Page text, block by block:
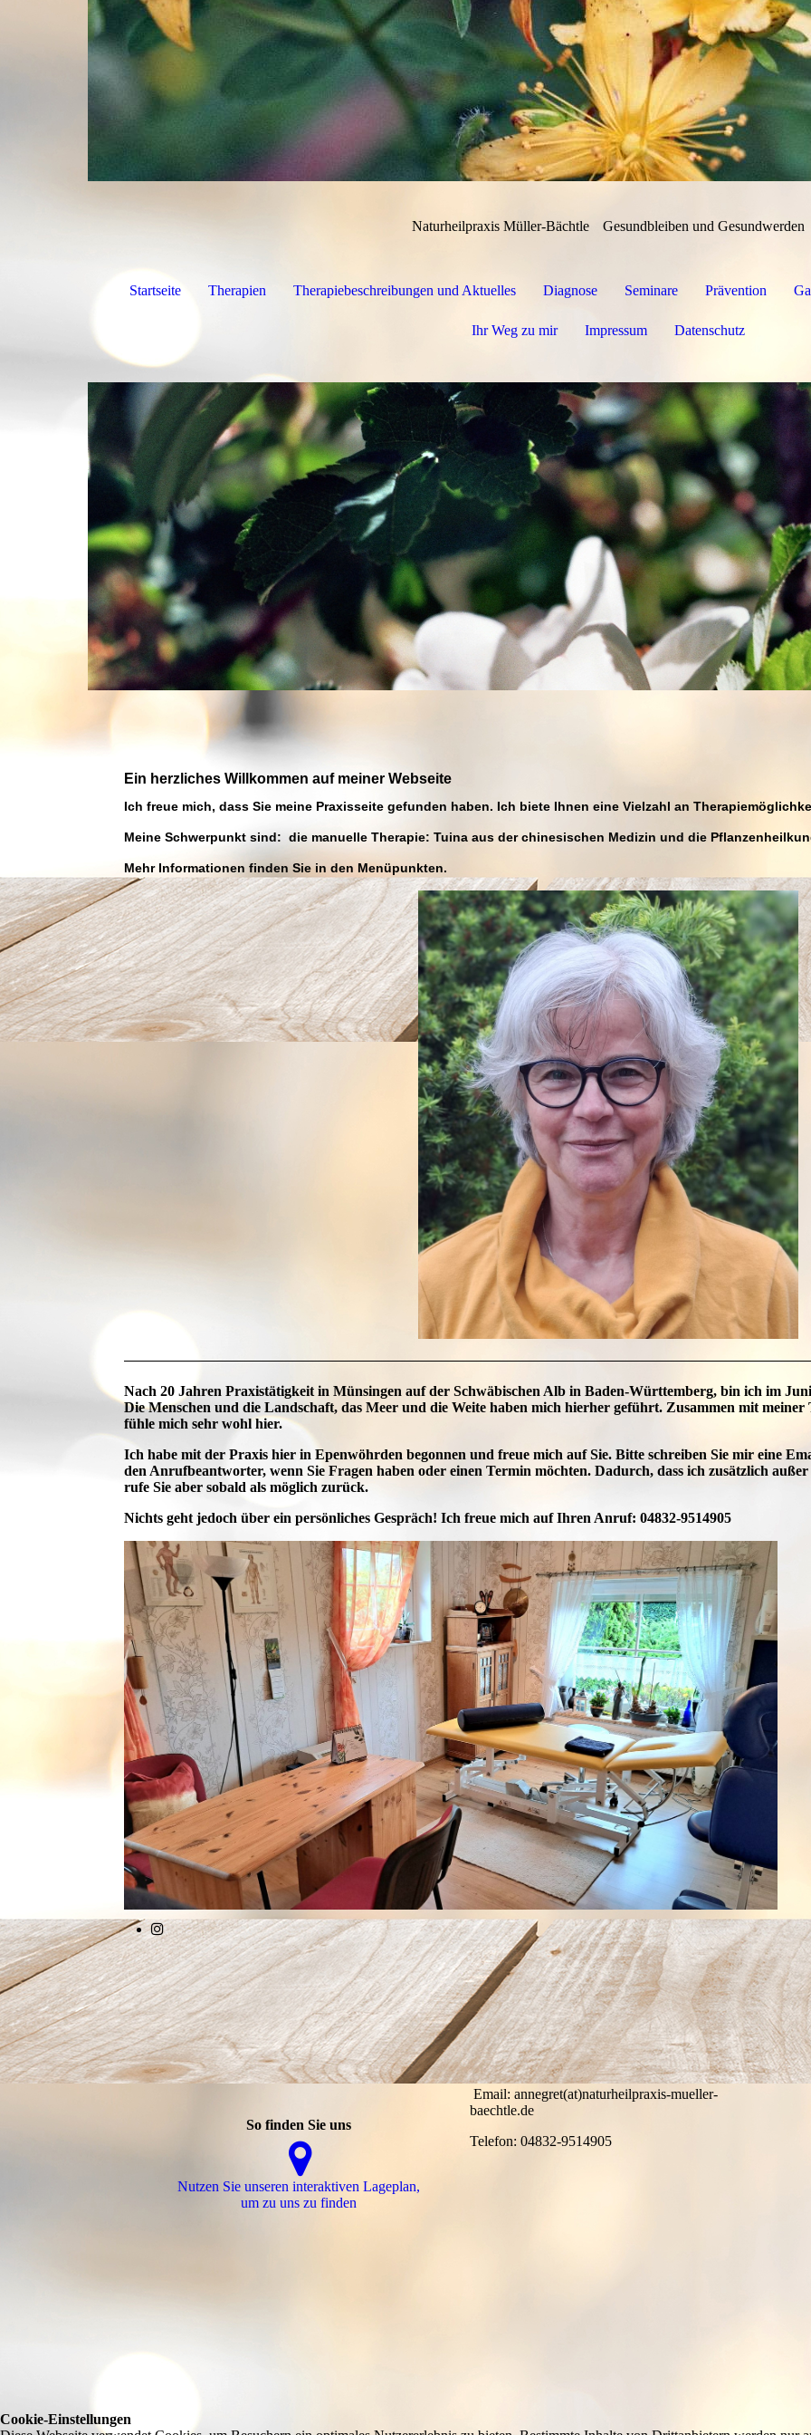
Naturheilpraxis Müller-Bächtle Gesundbleiben und Gesundwerden
Startseite Therapien Therapiebeschreibungen und Aktuelles Diagnose Seminare Prävention
Ihr Weg zu mir Impressum Datenschutz
Ein herzliches Willkommen auf meiner Webseite
Ich freue mich, dass Sie meine Praxisseite gefunden haben. Ich biete Ihnen eine Vielzahl an
Meine Schwerpunkt sind: die manuelle Therapie: Tuina aus der chinesischen Medizin und die
Mehr Informationen finden Sie in den Menüpunkten.
Nach 20 Jahren Praxistätigkeit in Münsingen auf der Schwäbischen Alb in Baden-Württemberg, bin ich im
Die Menschen und die Landschaft, das Meer und die Weite haben mich hierher geführt. Zusammen mit
fühle mich sehr wohl hier.
Ich habe mit der Praxis hier in Epenwöhrden begonnen und freue mich auf Sie. Bitte schreiben Sie mir eine
den Anrufbeantworter, wenn Sie Fragen haben oder einen Termin möchten. Dadurch, dass ich zusätzlich außer
rufe Sie aber sobald als möglich zurück.
Nichts geht jedoch über ein persönliches Gespräch! Ich freue mich auf Ihren Anruf: 04832-9514905
So finden Sie uns
Nutzen Sie unseren interaktiven La­ge­plan,
um zu uns zu finden
Email: annegret(at)naturheilpraxis-mueller-
baechtle.de
Telefon: 04832-9514905
Cookie-Einstellungen